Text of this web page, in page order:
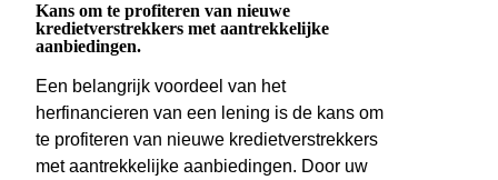
Kans om te profiteren van nieuwe
kredietverstrekkers met aantrekkelijke
aanbiedingen.
Een belangrijk voordeel van het
herfinancieren van een lening is de kans om
te profiteren van nieuwe kredietverstrekkers
met aantrekkelijke aanbiedingen. Door uw